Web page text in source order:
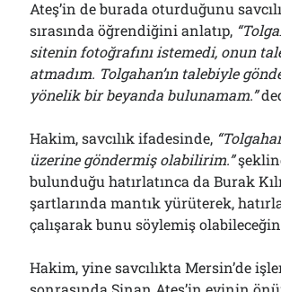
Ateş’in de burada oturduğunu
sırasında öğrendiğini anlatıp,
sitenin fotoğrafını istemedi, onun
atmadım. Tolgahan’ın talebiyle
yönelik bir beyanda bulunamam.”
Hakim, savcılık ifadesinde,
üzerine göndermiş olabilirim.”
bulunduğu hatırlatınca da Burak
şartlarında mantık yürüterek,
çalışarak bunu söylemiş
Hakim, yine savcılıkta Mersin’de